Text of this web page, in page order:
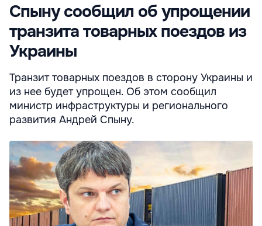
Спыну сообщил об упрощении
транзита товарных поездов из
Украины
Транзит товарных поездов в сторону Украины и
из нее будет упрощен. Об этом сообщил
министр инфраструктуры и регионального
развития Андрей Спыну.